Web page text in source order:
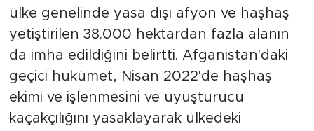
ülke genelinde yasa dışı afyon ve haşhaş
yetiştirilen 38.000 hektardan fazla alanın
da imha edildiğini belirtti. Afganistan'daki
geçici hükümet, Nisan 2022'de haşhaş
ekimi ve işlenmesini ve uyuşturucu
kaçakçılığını yasaklayarak ülkedeki